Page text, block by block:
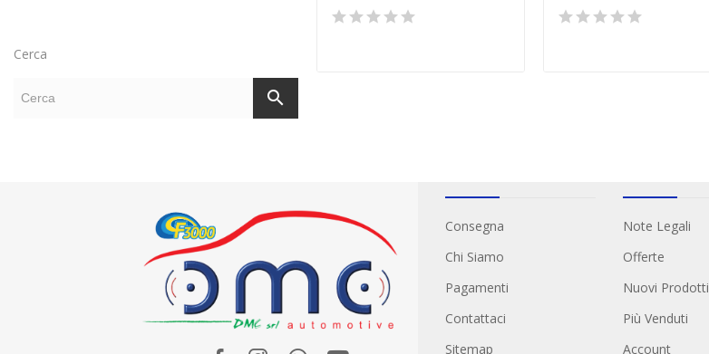
Cerca
search
Consegna
Chi Siamo
Pagamenti
Contattaci
Sitemap
Note Legali
Offerte
Nuovi Prodotti
Più Venduti
Account